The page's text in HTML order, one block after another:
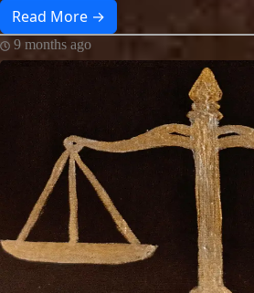
Read More →
9 months ago